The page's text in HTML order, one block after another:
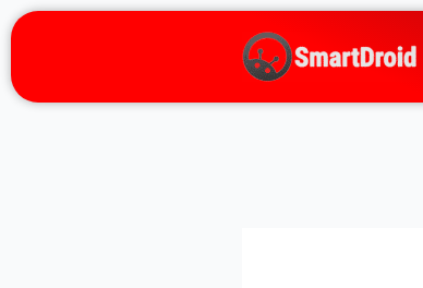
Zum
springen